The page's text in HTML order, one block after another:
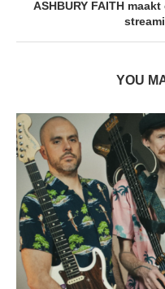
ASHBURY FAITH
YOU